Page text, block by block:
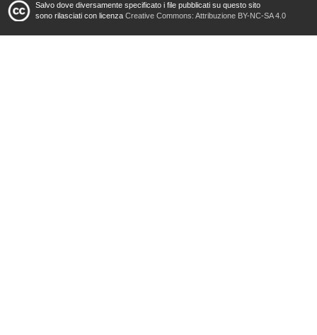
Salvo dove diversamente specificato i file pubblicati su questo sito
sono rilasciati con licenza Creative Commons: Attribuzione BY-NC-SA 4.0